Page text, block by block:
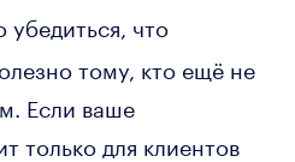
что
тому, кто ещё не
Если ваше
только для клиентов